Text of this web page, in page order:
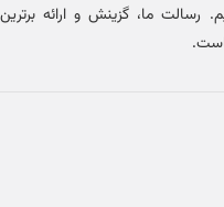
رسالت ما، گزینش و ارائه برترین